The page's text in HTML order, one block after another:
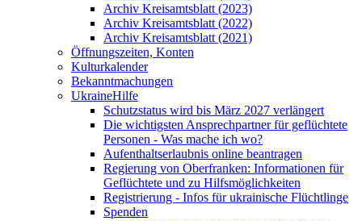
Archiv Kreisamtsblatt (2023)
Archiv Kreisamtsblatt (2022)
Archiv Kreisamtsblatt (2021)
Öffnungszeiten, Konten
Kulturkalender
Bekanntmachungen
UkraineHilfe
Schutzstatus wird bis März 2027 verlängert
Die wichtigsten Ansprechpartner für geflüchtete
Personen - Was mache ich wo?
Aufenthaltserlaubnis online beantragen
Regierung von Oberfranken: Informationen für
Geflüchtete und zu Hilfsmöglichkeiten
Registrierung - Infos für ukrainische Flüchtlinge
Spenden